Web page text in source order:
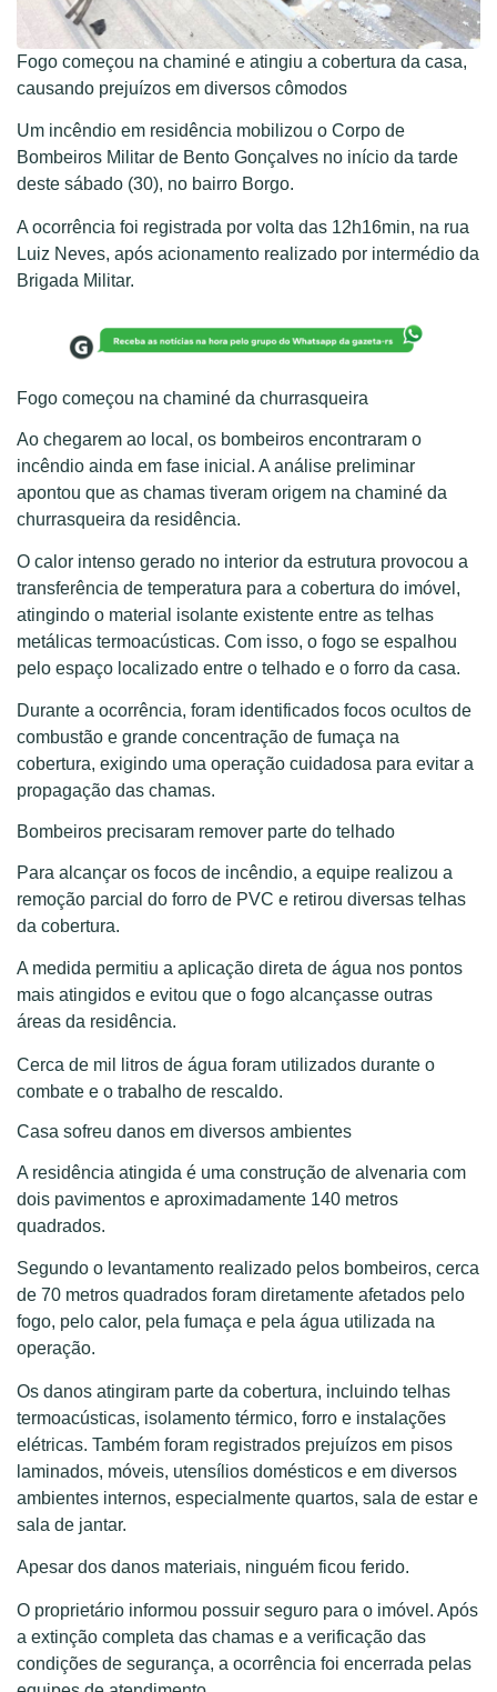
Fogo começou na chaminé e atingiu a cobertura da casa,
causando prejuízos em diversos cômodos
Um incêndio em residência mobilizou o Corpo de
Bombeiros Militar de Bento Gonçalves no início da tarde
deste sábado (30), no bairro Borgo.
A ocorrência foi registrada por volta das 12h16min, na rua
Luiz Neves, após acionamento realizado por intermédio da
Brigada Militar.
Fogo começou na chaminé da churrasqueira
Ao chegarem ao local, os bombeiros encontraram o
incêndio ainda em fase inicial. A análise preliminar
apontou que as chamas tiveram origem na chaminé da
churrasqueira da residência.
O calor intenso gerado no interior da estrutura provocou a
transferência de temperatura para a cobertura do imóvel,
atingindo o material isolante existente entre as telhas
metálicas termoacústicas. Com isso, o fogo se espalhou
pelo espaço localizado entre o telhado e o forro da casa.
Durante a ocorrência, foram identificados focos ocultos de
combustão e grande concentração de fumaça na
cobertura, exigindo uma operação cuidadosa para evitar a
propagação das chamas.
Bombeiros precisaram remover parte do telhado
Para alcançar os focos de incêndio, a equipe realizou a
remoção parcial do forro de PVC e retirou diversas telhas
da cobertura.
A medida permitiu a aplicação direta de água nos pontos
mais atingidos e evitou que o fogo alcançasse outras
áreas da residência.
Cerca de mil litros de água foram utilizados durante o
combate e o trabalho de rescaldo.
Casa sofreu danos em diversos ambientes
A residência atingida é uma construção de alvenaria com
dois pavimentos e aproximadamente 140 metros
quadrados.
Segundo o levantamento realizado pelos bombeiros, cerca
de 70 metros quadrados foram diretamente afetados pelo
fogo, pelo calor, pela fumaça e pela água utilizada na
operação.
Os danos atingiram parte da cobertura, incluindo telhas
termoacústicas, isolamento térmico, forro e instalações
elétricas. Também foram registrados prejuízos em pisos
laminados, móveis, utensílios domésticos e em diversos
ambientes internos, especialmente quartos, sala de estar e
sala de jantar.
Apesar dos danos materiais, ninguém ficou ferido.
O proprietário informou possuir seguro para o imóvel. Após
a extinção completa das chamas e a verificação das
condições de segurança, a ocorrência foi encerrada pelas